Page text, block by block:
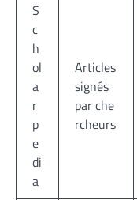
S
c
h
ol
a
r
p
e
di
a
Articles
signés
par che
rcheurs